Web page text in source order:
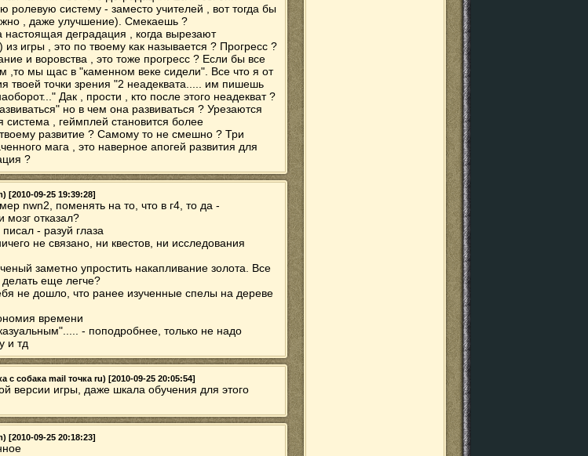
ролевую систему - заместо учителей , вот тогда бы
, даже улучшение). Смекаешь ?
деградация , когда вырезают
игры , это по твоему как называется ? Прогресс ?
и воровства , это тоже прогресс ? Если бы все
,то мы щас в "каменном веке сидели". Все что я от
твоей точки зрения "2 неадеквата..... им пишешь
Дак , прости , кто после этого неадекват ?
но в чем она развиваться ? Урезаются
, геймплей становится более
развитие ? Самому то не смешно ? Три
мага , это наверное апогей развития для
?
[2010-09-25 19:39:28]
nwn2, поменять на то, что в г4, то да -
мозг отказал?
- разуй глаза
не связано, ни квестов, ни исследования
заметно упростить накапливание золота. Все
делать еще легче?
не дошло, что ранее изученные спелы на дереве
времени
- поподробнее, только не надо
и тд
c собака mail точка ru) [2010-09-25 20:05:54]
версии игры, даже шкала обучения для этого
[2010-09-25 20:18:23]